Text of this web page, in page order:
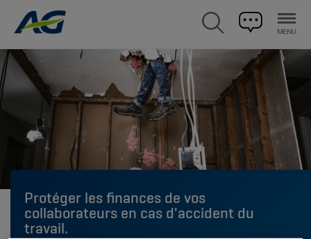
Protéger les finances de vos
collaborateurs en cas d'accident du
travail.